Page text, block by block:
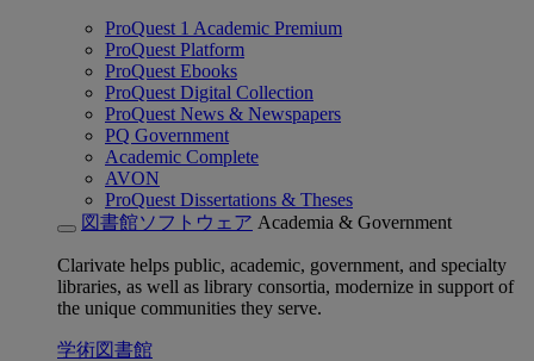
ProQuest 1 Academic Premium
ProQuest Platform
ProQuest Ebooks
ProQuest Digital Collection
ProQuest News & Newspapers
PQ Government
Academic Complete
AVON
ProQuest Dissertations & Theses
図書館ソフトウェア Academia & Government
Clarivate helps public, academic, government, and specialty
libraries, as well as library consortia, modernize in support of
the unique communities they serve.
学術図書館